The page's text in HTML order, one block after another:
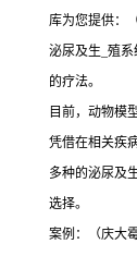
库为您提供：
泌尿及生_殖
的疗法。
目前，动物模
凭借在相关疾
多种的泌尿及
选择。
案例：（庆大